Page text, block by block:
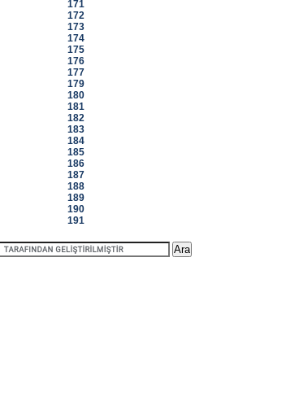
171
172
173
174
175
176
177
179
180
181
182
183
184
185
186
187
188
189
190
191